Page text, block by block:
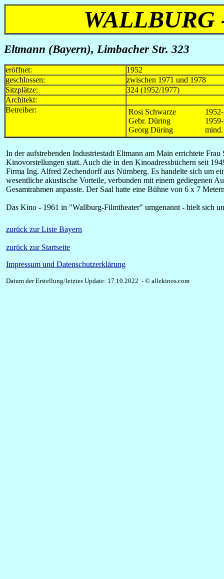
Eltmann (Bayern), Limbacher Str. 323
eröffnet:
1952
geschlossen:
zwischen 1971 und 1978
Sitzplätze:
324 (1952/1977)
Architekt:
Betreiber:
Rosi Schwarze
Gebr. Düring
Georg Düring
In der aufstrebenden Industriestadt Eltmann am Main errichtete
Kinovorstellungen statt. Auch die in den Kinoadressbüchern seit
Firma Ing. Alfred Zechendorff aus Nürnberg. Es handelte sich um
wesentliche akustische Vorteile, verbunden mit einem gediegenen
Gesamtrahmen anpasste. Der Saal hatte eine Bühne von 6 x 7
Das Kino - 1961 in "Wallburg-Filmtheater" umgenannt - hielt sich
zurück zur Liste Bayern
zurück zur Startseite
Impressum und Datenschutzerklärung
Datum der Erstellung/letztes Update: 17.10.2022 - © allekinos.com